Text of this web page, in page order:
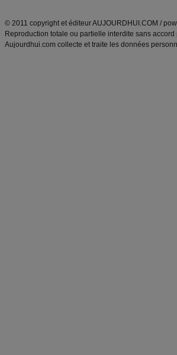
© 2011 copyright et éditeur AUJOURDHUI.COM /
Reproduction totale ou partielle interdite sans
Aujourdhui.com collecte et traite les données